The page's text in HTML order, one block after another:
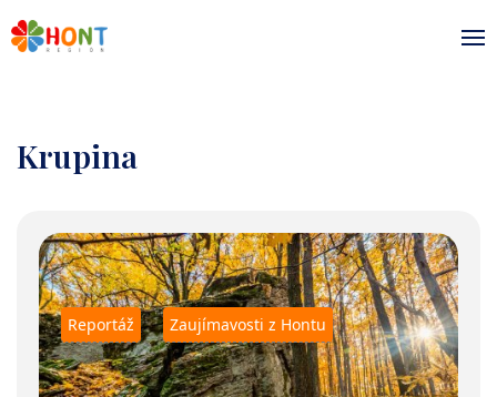
Krupina
Reportáž Zaujímavosti z Hontu